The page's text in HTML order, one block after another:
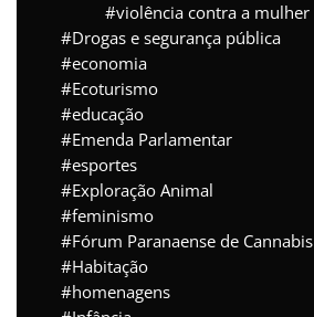
violência contra a mulher
Drogas e segurança pública
economia
Ecoturismo
educação
Emenda Parlamentar
esportes
Exploração Animal
feminismo
Fórum Paranaense de Cannabis
Habitação
homenagens